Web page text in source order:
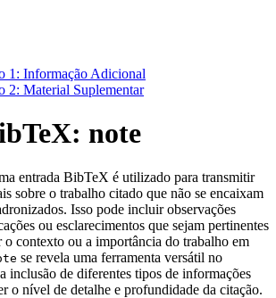
1: Informação Adicional
2: Material Suplementar
note
entrada BibTeX é utilizado para transmitir
sobre o trabalho citado que não se encaixam
Isso pode incluir observações
ou esclarecimentos que sejam pertinentes
o contexto ou a importância do trabalho em
se revela uma ferramenta versátil no
inclusão de diferentes tipos de informações
o nível de detalhe e profundidade da citação.